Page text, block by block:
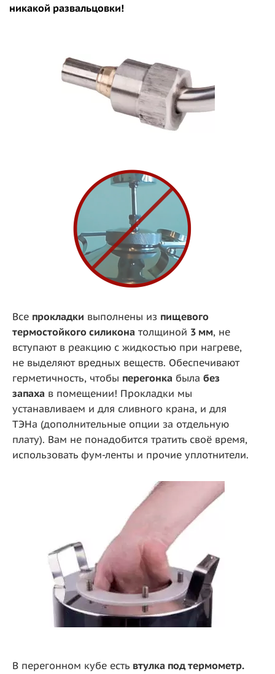
никакой развальцовки!
Все прокладки выполнены из пищевого
термостойкого силикона толщиной 3 мм, не
вступают в реакцию с жидкостью при нагреве,
не выделяют вредных веществ. Обеспечивают
герметичность, чтобы перегонка была без
запаха в помещении! Прокладки мы
устанавливаем и для сливного крана, и для
ТЭНа (дополнительные опции за отдельную
плату). Вам не понадобится тратить своё время,
использовать фум-ленты и прочие уплотнители.
В перегонном кубе есть втулка под термометр.